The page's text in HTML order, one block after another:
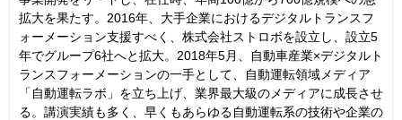
拡大を果たす。2016年、大手企業におけるデジタルトランスフ
ォーメーション支援すべく、株式会社ストロボを設立し、設立5
年でグループ6社へと拡大。2018年5月、自動車産業×デジタルト
ランスフォーメーションの一手として、自動運転領域メディア
「自動運転ラボ」を立ち上げ、業界最大級のメディアに成長させ
る。講演実績も多く、早くもあらゆる自動運転系の技術や企業の